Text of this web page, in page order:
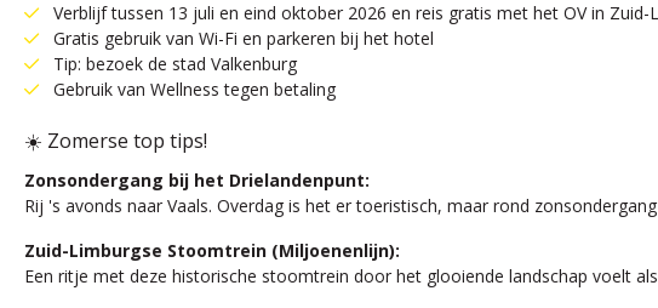
Verblijf tussen 13 juli en eind oktober 2026 en reis gratis met het OV in Zuid-
Gratis gebruik van Wi-Fi en parkeren bij het hotel
Tip: bezoek de stad Valkenburg
Gebruik van Wellness tegen betaling
☀️ Zomerse top tips!
Zonsondergang bij het Drielandenpunt:
Rij 's avonds naar Vaals. Overdag is het er toeristisch, maar rond
Zuid-Limburgse Stoomtrein (Miljoenenlijn):
Een ritje met deze historische stoomtrein door het glooiende landschap voelt